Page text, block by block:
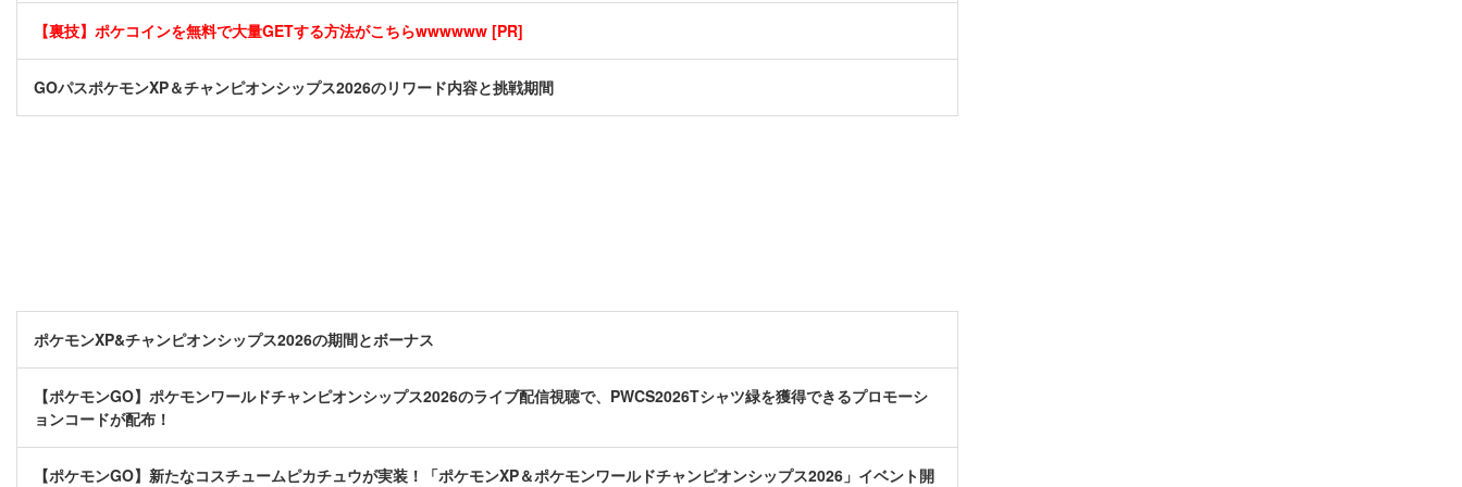
【裏技】ポケコインを無料で大量GETする方法がこちらwwwwww [PR]
GOパスポケモンXP＆チャンピオンシップス2026のリワード内容と挑戦期間
ポケモンXP&チャンピオンシップス2026の期間とボーナス
【ポケモンGO】ポケモンワールドチャンピオンシップス2026のライブ配信視聴で、PWCS2026Tシャツ緑を獲得できるプロモーシ
ョンコードが配布！
【ポケモンGO】新たなコスチュームピカチュウが実装！「ポケモンXP＆ポケモンワールドチャンピオンシップス2026」イベント開